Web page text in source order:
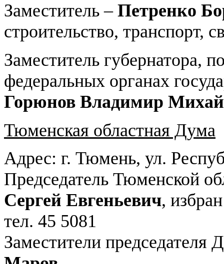
Заместитель – Петренко
строительство, транспорт,
Заместитель губернатора,
федеральных органах
Горюнов Владимир
Тюменская областная Дума
Адрес: г. Тюмень, ул.
Председатель Тюменской
Сергей Евгеньевич,
тел. 45 5081
Заместители